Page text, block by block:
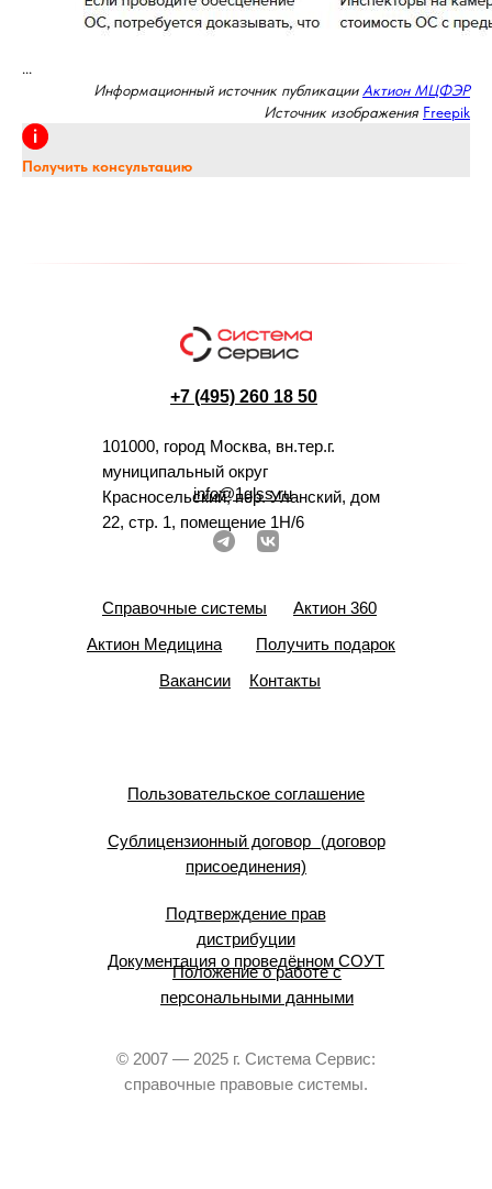
...
Информационный источник публикации Актион МЦФЭР
Источник изображения Freepik
Получить консультацию
+7 (495) 260 18 50
101000, город Москва, вн.тер.г.
муниципальный округ
Красносельский, пер. Уланский, дом
22, стр. 1, помещение 1Н/6
info@1glss.ru
Справочные системы
Актион 360
Актион Медицина
Получить подарок
Вакансии
Контакты
Пользовательское соглашение
Сублицензионный договор (договор
присоединения)
Подтверждение прав
дистрибуции
Документация о проведённом СОУТ
Положение о работе с
персональными данными
© 2007 — 2025 г. Система Сервис:
справочные правовые системы.